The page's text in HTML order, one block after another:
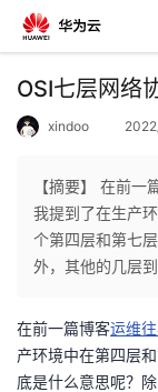
返
个
人
主
我
的
我
OSI七层网络
xindoo
【摘要】 在前
我提到了在生产
个第四层和第七
外，其他的几层
在前一篇博客运维
产环境中在第四层
底是什么意思呢？